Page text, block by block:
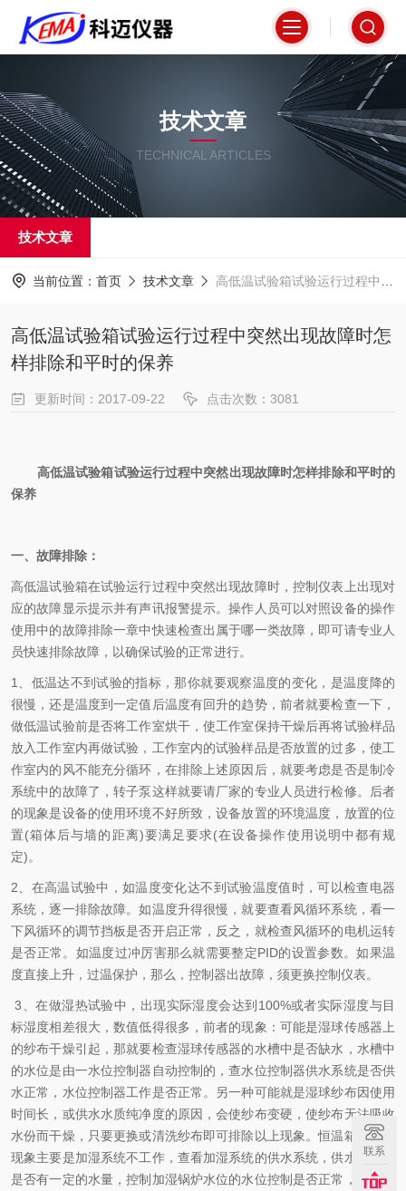
技术文章
TECHNICAL ARTICLES
技术文章
当前位置： 首页 技术文章 高低温试验箱试验运行过程中突然出现故障时怎样排除和平时的保养
高低温试验箱试验运行过程中突然出现故障时怎
样排除和平时的保养
更新时间：2017-09-22 点击次数：3081
高低温试验箱试验运行过程中突然出现故障时怎样排除和平时的
保养
一、 故障排除 ：
高低温试验箱在试验运行过程中突然出现故障时，控制仪表上出现对
应的故障显示提示并有声讯报警提示。操作人员可以对照设备的操作
使用中的故障排除一章中快速检查出属于哪一类故障，即可请专业人
员快速排除故障，以确保试验的正常进行。
1、低温达不到试验的指标，那你就要观察温度的变化，是温度降的
很慢，还是温度到一定值后温度有回升的趋势，前者就要检查一下，
做低温试验前是否将工作室烘干，使工作室保持干燥后再将试验样品
放入工作室内再做试验，工作室内的试验样品是否放置的过多，使工
作室内的风不能充分循环，在排除上述原因后，就要考虑是否是制冷
系统中的故障了，转子泵这样就要请厂家的专业人员进行检修。后者
的现象是设备的使用环境不好所致，设备放置的环境温度，放置的位
置(箱体后与墙的距离)要满足要求(在设备操作使用说明中都有规
定)。
2、在高温试验中，如温度变化达不到试验温度值时，可以检查电器
系统，逐一排除故障。如温度升得很慢，就要查看风循环系统，看一
下风循环的调节挡板是否开启正常，反之，就检查风循环的电机运转
是否正常。如温度过冲厉害那么就需要整定PID的设置参数。如果温
度直接上升，过温保护，那么，控制器出故障，须更换控制仪表。
3、在做湿热试验中，出现实际湿度会达到100%或者实际湿度与目
标湿度相差很大，数值低得很多，前者的现象：可能是湿球传感器上
的纱布干燥引起，那就要检查湿球传感器的水槽中是否缺水，水槽中
的水位是由一水位控制器自动控制的，查水位控制器供水系统是否供
水正常，水位控制器工作是否正常。另一种可能就是湿球纱布因使用
时间长，或供水水质纯净度的原因，会使纱布变硬，使纱布无法吸收
水份而干燥，只要更换或清洗纱布即可排除以上现象。恒温箱后者的
现象主要是加湿系统不工作，查看加湿系统的供水系统，供水系统内
是否有一定的水量，控制加湿锅炉水位的水位控制是否正常，加湿锅
联系